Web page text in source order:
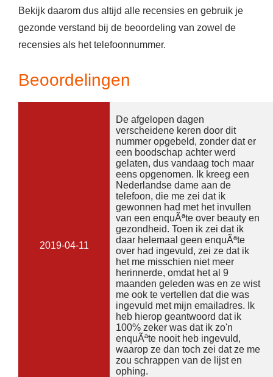
Bekijk daarom dus altijd alle recensies en gebruik je
gezonde verstand bij de beoordeling van zowel de
recensies als het telefoonnummer.
Beoordelingen
2019-04-11
De afgelopen dagen
verscheidene keren door dit
nummer opgebeld, zonder dat er
een boodschap achter werd
gelaten, dus vandaag toch maar
eens opgenomen. Ik kreeg een
Nederlandse dame aan de
telefoon, die me zei dat ik
gewonnen had met het invullen
van een enquÃªte over beauty en
gezondheid. Toen ik zei dat ik
daar helemaal geen enquÃªte
over had ingevuld, zei ze dat ik
het me misschien niet meer
herinnerde, omdat het al 9
maanden geleden was en ze wist
me ook te vertellen dat die was
ingevuld met mijn emailadres. Ik
heb hierop geantwoord dat ik
100% zeker was dat ik zo'n
enquÃªte nooit heb ingevuld,
waarop ze dan toch zei dat ze me
zou schrappen van de lijst en
ophing.